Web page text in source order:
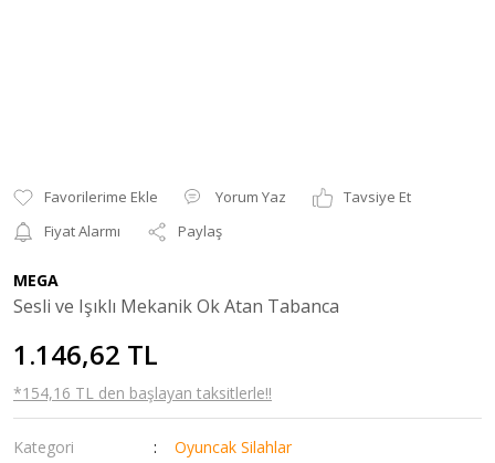
Yorum Yaz
Tavsiye Et
Fiyat Alarmı
Paylaş
MEGA
Sesli ve Işıklı Mekanik Ok Atan Tabanca
1.146,62 TL
*154,16 TL den başlayan taksitlerle!!
Kategori
Oyuncak Silahlar